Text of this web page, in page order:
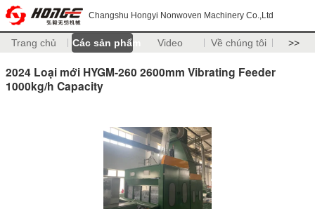
Changshu Hongyi Nonwoven Machinery Co.,Ltd
Trang chủ Các sản phẩm Video Về chúng tôi >>
2024 Loại mới HYGM-260 2600mm Vibrating Feeder
1000kg/h Capacity